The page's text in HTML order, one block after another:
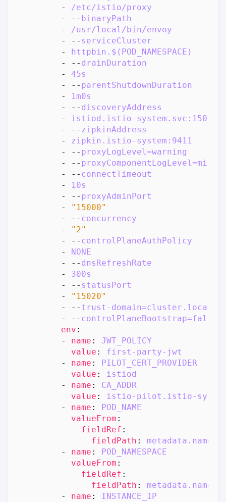
- /etc/istio/proxy
- -- binaryPath
- /usr/local/bin/envoy
- -- serviceCluster
-
httpbin.$(POD_NAMESPACE)
- -- drainDuration
- 45s
- -- parentShutdownDuration
- 1m0s
- -- discoveryAddress
- istiod.istio-system.svc:15012
- -- zipkinAddress
- zipkin.istio-system:9411
- -- proxyLogLevel=warning
- --
- -- connectTimeout
- 10s
- -- proxyAdminPort
- "15000"
- -- concurrency
- "2"
- -- controlPlaneAuthPolicy
- NONE
- -- dnsRefreshRate
- 300s
- -- statusPort
- "15020"
- -- trust-domain=cluster.local
- -- controlPlaneBootstrap=false
env :
- name :
JWT_POLICY
value :
first-party-jwt
- name :
PILOT_CERT_PROVIDER
value :
istiod
- name :
CA_ADDR
value :
istio-pilot.istio-
- name :
POD_NAME
valueFrom :
fieldRef :
fieldPath :
metadata.name
- name :
POD_NAMESPACE
valueFrom :
fieldRef :
fieldPath :
- name :
INSTANCE_IP